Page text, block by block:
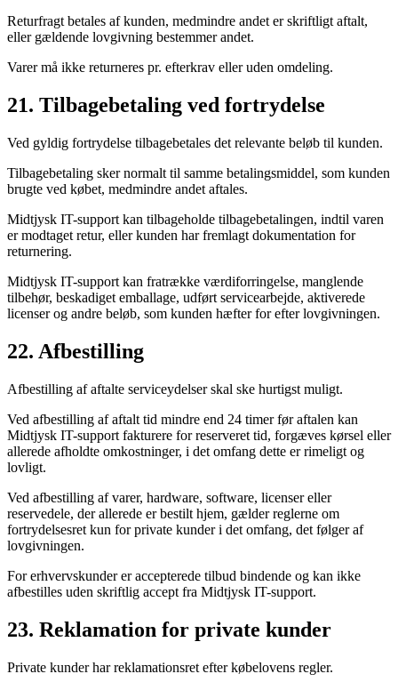
Returfragt betales af kunden, medmindre andet er skriftligt aftalt,
eller gældende lovgivning bestemmer andet.
Varer må ikke returneres pr. efterkrav eller uden omdeling.
21. Tilbagebetaling ved fortrydelse
Ved gyldig fortrydelse tilbagebetales det relevante beløb til kunden.
Tilbagebetaling sker normalt til samme betalingsmiddel, som kunden
brugte ved købet, medmindre andet aftales.
Midtjysk IT-support kan tilbageholde tilbagebetalingen, indtil varen
er modtaget retur, eller kunden har fremlagt dokumentation for
returnering.
Midtjysk IT-support kan fratrække værdiforringelse, manglende
tilbehør, beskadiget emballage, udført servicearbejde, aktiverede
licenser og andre beløb, som kunden hæfter for efter lovgivningen.
22. Afbestilling
Afbestilling af aftalte serviceydelser skal ske hurtigst muligt.
Ved afbestilling af aftalt tid mindre end 24 timer før aftalen kan
Midtjysk IT-support fakturere for reserveret tid, forgæves kørsel eller
allerede afholdte omkostninger, i det omfang dette er rimeligt og
lovligt.
Ved afbestilling af varer, hardware, software, licenser eller
reservedele, der allerede er bestilt hjem, gælder reglerne om
fortrydelsesret kun for private kunder i det omfang, det følger af
lovgivningen.
For erhvervskunder er accepterede tilbud bindende og kan ikke
afbestilles uden skriftlig accept fra Midtjysk IT-support.
23. Reklamation for private kunder
Private kunder har reklamationsret efter købelovens regler.